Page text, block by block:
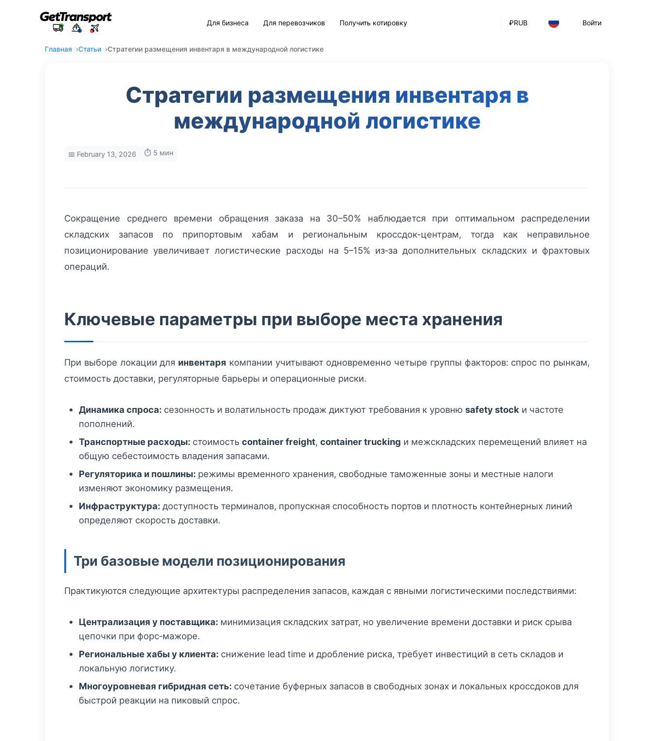
₽RUB Войти
Для бизнеса Для перевозчиков Получить котировку
Главная Статьи Стратегии размещения инвентаря в международной логистике
Стратегии размещения инвентаря в
международной логистике
📅 February 13, 2026 ⏱️ 5 мин
Сокращение среднего времени обращения заказа на 30–50% наблюдается при оптимальном распределении
складских запасов по припортовым хабам и региональным кроссдок-центрам, тогда как неправильное
позиционирование увеличивает логистические расходы на 5–15% из‑за дополнительных складских и фрахтовых
операций.
Ключевые параметры при выборе места хранения
При выборе локации для инвентаря компании учитывают одновременно четыре группы факторов: спрос по рынкам,
стоимость доставки, регуляторные барьеры и операционные риски.
Динамика спроса: сезонность и волатильность продаж диктуют требования к уровню safety stock и частоте
пополнений.
Транспортные расходы: стоимость container freight, container trucking и межскладских перемещений влияет на
общую себестоимость владения запасами.
Регуляторика и пошлины: режимы временного хранения, свободные таможенные зоны и местные налоги
изменяют экономику размещения.
Инфраструктура: доступность терминалов, пропускная способность портов и плотность контейнерных линий
определяют скорость доставки.
Три базовые модели позиционирования
Практикуются следующие архитектуры распределения запасов, каждая с явными логистическими последствиями:
Централизация у поставщика: минимизация складских затрат, но увеличение времени доставки и риск срыва
цепочки при форс‑мажоре.
Региональные хабы у клиента: снижение lead time и дробление риска, требует инвестиций в сеть складов и
локальную логистику.
Многоуровневая гибридная сеть: сочетание буферных запасов в свободных зонах и локальных кроссдоков для
быстрой реакции на пиковый спрос.